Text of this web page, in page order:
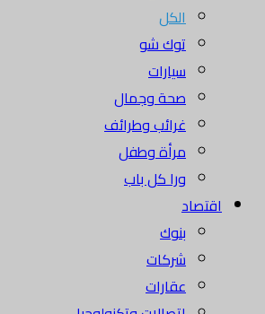
الكل
توك شو
سيارات
صحة وجمال
غرائب وطرائف
مرأة وطفل
ورا كل باب
اقتصاد
بنوك
شركات
عقارات